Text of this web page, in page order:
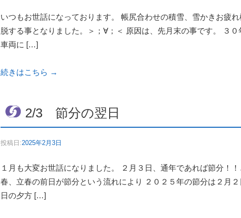
いつもお世話になっております。 帳尻合わせの積雪、雪かきお疲
脱する事となりました。＞；∀；＜ 原因は、先月末の事です。 ３
車両に […]
続きはこちら →
2/3 節分の翌日
投稿日:2025年2月3日
１月も大変お世話になりました。 ２月３日、通年であれば節分！
春、立春の前日が節分という流れにより ２０２５年の節分は２月
日の夕方 […]